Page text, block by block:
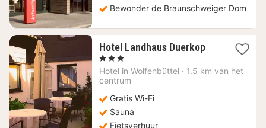
Bewonder de Braunschweiger Dom
Hotel Landhaus Duerkop1
vanaf
, 3 Sterren
Hotel in Wolfenbüttel · 1.5 km van het
centrum
Gratis Wi-Fi
Sauna
Fietsverhuur